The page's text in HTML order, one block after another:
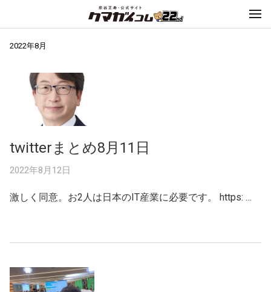
2022年8月
twitterまとめ8月11日
2022年8月12日
激しく同意。お2人は日本のIT産業に必要です。 https: …